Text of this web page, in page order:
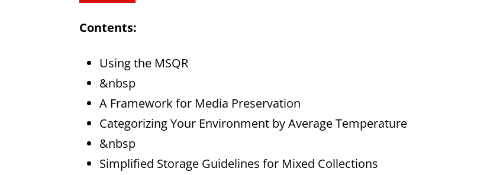
Contents:
Using the MSQR
&nbsp
A Framework for Media Preservation
Categorizing Your Environment by Average Temperature
&nbsp
Simplified Storage Guidelines for Mixed Collections